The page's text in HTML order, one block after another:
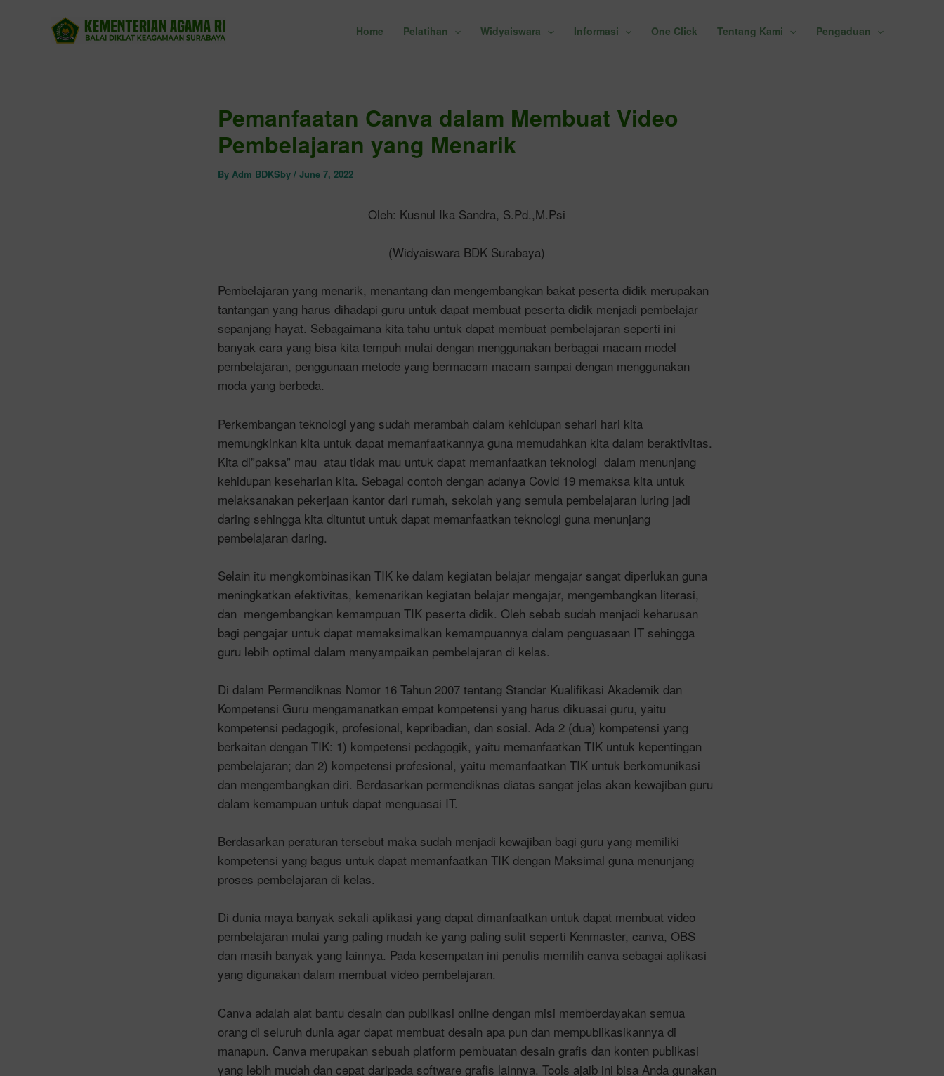
Home Pelatihan Widyaiswara Informasi One Click Tentang Kami Pengaduan
Pemanfaatan Canva dalam Membuat Video
Pembelajaran yang Menarik
By Adm BDKSby / June 7, 2022
Oleh: Kusnul Ika Sandra, S.Pd.,M.Psi
(Widyaiswara BDK Surabaya)
Pembelajaran yang menarik, menantang dan mengembangkan bakat peserta didik merupakan
tantangan yang harus dihadapi guru untuk dapat membuat peserta didik menjadi pembelajar
sepanjang hayat. Sebagaimana kita tahu untuk dapat membuat pembelajaran seperti ini
banyak cara yang bisa kita tempuh mulai dengan menggunakan berbagai macam model
pembelajaran, penggunaan metode yang bermacam macam sampai dengan menggunakan
moda yang berbeda.
Perkembangan teknologi yang sudah merambah dalam kehidupan sehari hari kita
memungkinkan kita untuk dapat memanfaatkannya guna memudahkan kita dalam beraktivitas.
Kita di”paksa” mau atau tidak mau untuk dapat memanfaatkan teknologi dalam menunjang
kehidupan keseharian kita. Sebagai contoh dengan adanya Covid 19 memaksa kita untuk
melaksanakan pekerjaan kantor dari rumah, sekolah yang semula pembelajaran luring jadi
daring sehingga kita dituntut untuk dapat memanfaatkan teknologi guna menunjang
pembelajaran daring.
Selain itu mengkombinasikan TIK ke dalam kegiatan belajar mengajar sangat diperlukan guna
meningkatkan efektivitas, kemenarikan kegiatan belajar mengajar, mengembangkan literasi,
dan mengembangkan kemampuan TIK peserta didik. Oleh sebab sudah menjadi keharusan
bagi pengajar untuk dapat memaksimalkan kemampuannya dalam penguasaan IT sehingga
guru lebih optimal dalam menyampaikan pembelajaran di kelas.
Di dalam Permendiknas Nomor 16 Tahun 2007 tentang Standar Kualifikasi Akademik dan
Kompetensi Guru mengamanatkan empat kompetensi yang harus dikuasai guru, yaitu
kompetensi pedagogik, profesional, kepribadian, dan sosial. Ada 2 (dua) kompetensi yang
berkaitan dengan TIK: 1) kompetensi pedagogik, yaitu memanfaatkan TIK untuk kepentingan
pembelajaran; dan 2) kompetensi profesional, yaitu memanfaatkan TIK untuk berkomunikasi
dan mengembangkan diri. Berdasarkan permendiknas diatas sangat jelas akan kewajiban guru
dalam kemampuan untuk dapat menguasai IT.
Berdasarkan peraturan tersebut maka sudah menjadi kewajiban bagi guru yang memiliki
kompetensi yang bagus untuk dapat memanfaatkan TIK dengan Maksimal guna menunjang
proses pembelajaran di kelas.
Di dunia maya banyak sekali aplikasi yang dapat dimanfaatkan untuk dapat membuat video
pembelajaran mulai yang paling mudah ke yang paling sulit seperti Kenmaster, canva, OBS
dan masih banyak yang lainnya. Pada kesempatan ini penulis memilih canva sebagai aplikasi
yang digunakan dalam membuat video pembelajaran.
Canva adalah alat bantu desain dan publikasi online dengan misi memberdayakan semua
orang di seluruh dunia agar dapat membuat desain apa pun dan mempublikasikannya di
manapun. Canva merupakan sebuah platform pembuatan desain grafis dan konten publikasi
yang lebih mudah dan cepat daripada software grafis lainnya. Tools ajaib ini bisa Anda gunakan